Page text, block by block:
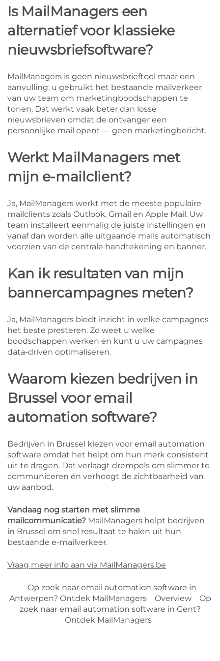
Is MailManagers een
alternatief voor klassieke
nieuwsbriefsoftware?
MailManagers is geen nieuwsbrieftool maar een
aanvulling: u gebruikt het bestaande mailverkeer
van uw team om marketingboodschappen te
tonen. Dat werkt vaak beter dan losse
nieuwsbrieven omdat de ontvanger een
persoonlijke mail opent — geen marketingbericht.
Werkt MailManagers met
mijn e-mailclient?
Ja, MailManagers werkt met de meeste populaire
mailclients zoals Outlook, Gmail en Apple Mail. Uw
team installeert eenmalig de juiste instellingen en
vanaf dan worden alle uitgaande mails automatisch
voorzien van de centrale handtekening en banner.
Kan ik resultaten van mijn
bannercampagnes meten?
Ja, MailManagers biedt inzicht in welke campagnes
het beste presteren. Zo weet u welke
boodschappen werken en kunt u uw campagnes
data-driven optimaliseren.
Waarom kiezen bedrijven in
Brussel voor email
automation software?
Bedrijven in Brussel kiezen voor email automation
software omdat het helpt om hun merk consistent
uit te dragen. Dat verlaagt drempels om slimmer te
communiceren én verhoogt de zichtbaarheid van
uw aanbod.
Vandaag nog starten met slimme
mailcommunicatie? MailManagers helpt bedrijven
in Brussel om snel resultaat te halen uit hun
bestaande e-mailverkeer.
Vraag meer info aan via MailManagers.be
Op zoek naar email automation software in
Antwerpen? Ontdek MailManagers
Overview
Op
zoek naar email automation software in Gent?
Ontdek MailManagers